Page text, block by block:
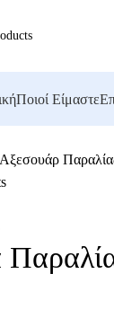
Ποιοί Είμαστε
Αξεσουάρ